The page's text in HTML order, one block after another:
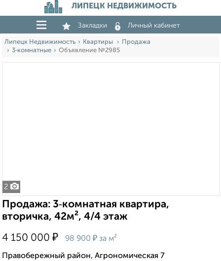
ЛИПЕЦК НЕДВИЖИМОСТЬ
Закладки Личный кабинет
Липецк Недвижимость Квартиры
Продажа
3‑комнатные
Объявление №2985
2
Продажа: 3‑комнатная квартира,
вторичка, 42м², 4/4 этаж
4 150 000 ₽ 98 900 ₽ за м²
Правобережный район, Агрономическая 7